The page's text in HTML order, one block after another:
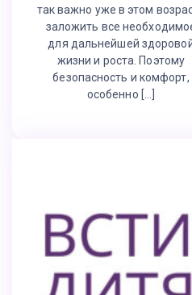
так важно уже в этом
заложить все
для дальнейшей
жизни и роста. Поэтому
безопасность и комфорт,
особенно […]